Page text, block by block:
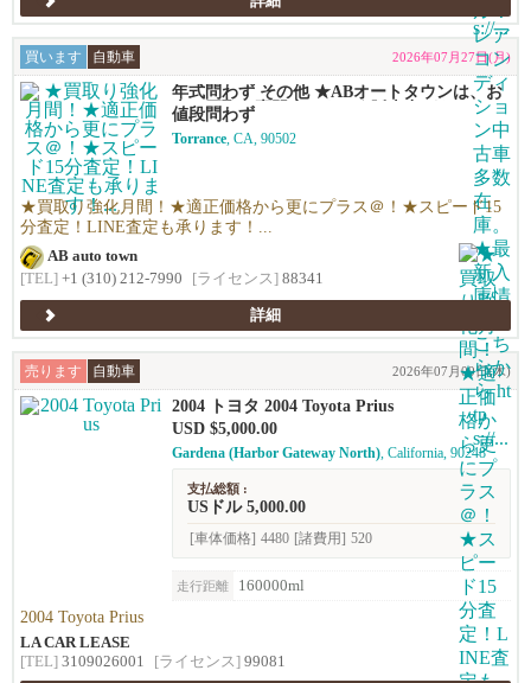
買います 自動車 2026年07月27日(月)
年式問わず その他 ★ABオートタウンは、お
車の買取り専門店です！★販売力があるから
高く買える！シンプルで高い！独自の相場で
高価買い取りします！★優しい査定で’納得の
価格！高価買い取りします！★年末ご売却予
定の無料査定を実施中！年末の売却予定の方
も早期査定は更にお得！★日本車、アメ車、
欧州車なんでも買います！
値段問わず
Torrance, CA, 90502
★買取り強化月間！★適正価格から更にプラス＠！★スピード15
分査定！LINE査定も承ります！...
AB auto town
[TEL] +1 (310) 212-7990 [ライセンス] 88341
詳細
売ります 自動車 2026年07月09日(木)
2004 トヨタ 2004 Toyota Prius
USD $5,000.00
Gardena (Harbor Gateway North), California, 90248
支払総額 :
USドル 5,000.00
[車体価格] 4480 [諸費用] 520
走行距離 160000ml
2004 Toyota Prius
LA CAR LEASE
[TEL] 3109026001 [ライセンス] 99081